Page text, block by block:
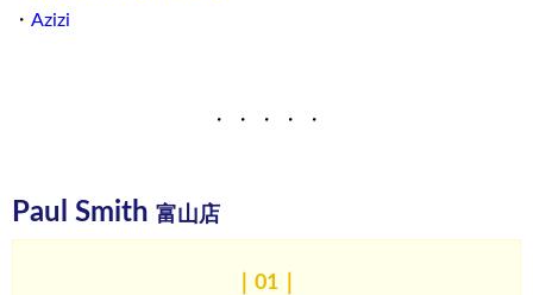
・ Azizi
・ ・ ・ ・ ・
Paul Smith 富山店
｜01｜